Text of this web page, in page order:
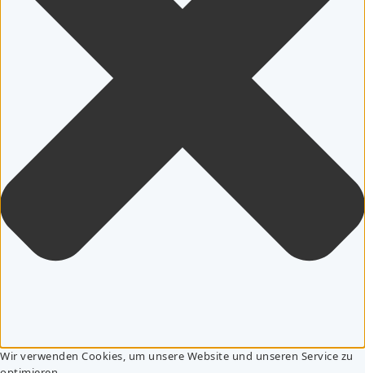
Wir verwenden Cookies, um unsere Website und unseren Service zu